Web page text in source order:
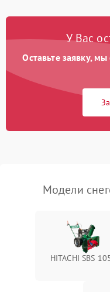
карбюратора
фильтра
Неисправность системы
Повреждение троса
У Вас
Оставьте заявку,
Модели
HITACHI SBS